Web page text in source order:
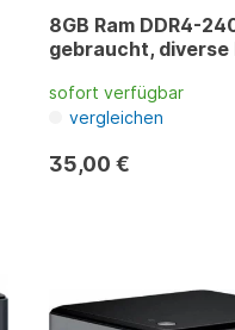
8GB Ram DDR4-
gebraucht,
sofort verfügbar
vergleichen
35,00 €